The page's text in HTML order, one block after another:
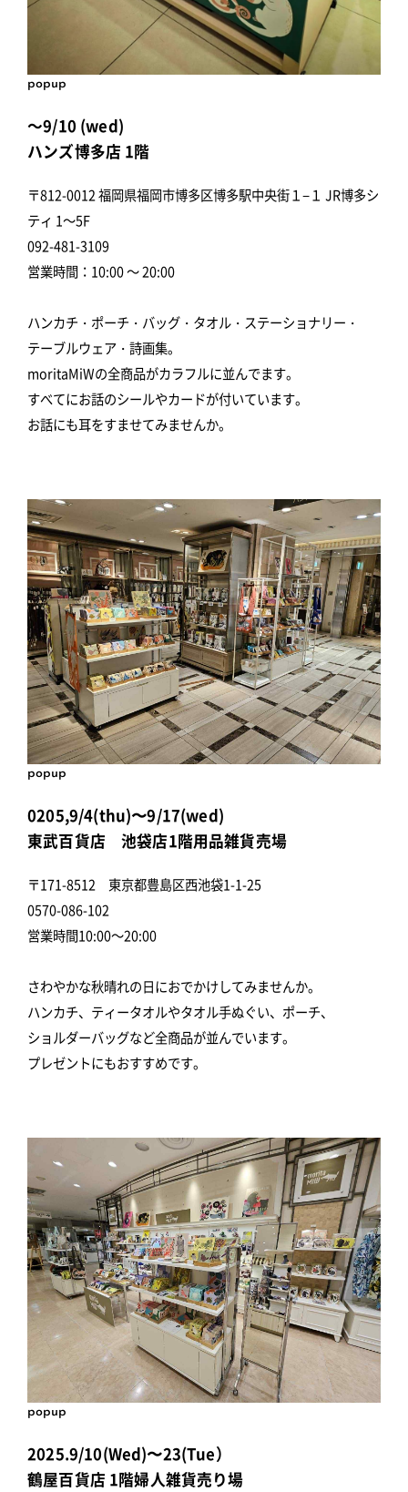
popup
～9/10 (wed)
ハンズ博多店 1階
〒812-0012 福岡県福岡市博多区博多駅中央街１−１ JR博多シ
ティ 1～5F
092-481-3109
営業時間：10:00 ～ 20:00
ハンカチ・ポーチ・バッグ・タオル・ステーショナリー・
テーブルウェア・詩画集。
moritaMiWの全商品がカラフルに並んでます。
すべてにお話のシールやカードが付いています。
お話にも耳をすませてみませんか。
popup
0205,9/4(thu)〜9/17(wed)
東武百貨店 池袋店1階用品雑貨売場
〒171-8512 東京都豊島区西池袋1-1-25
0570-086-102
営業時間10:00～20:00
さわやかな秋晴れの日におでかけしてみませんか。
ハンカチ、ティータオルやタオル手ぬぐい、ポーチ、
ショルダーバッグなど全商品が並んでいます。
プレゼントにもおすすめです。
popup
2025.9/10(Wed)〜23(Tue）
鶴屋百貨店 1階婦人雑貨売り場